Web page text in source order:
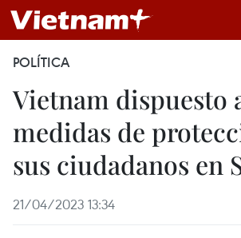
POLÍTICA
Vietnam dispuesto
medidas de
sus ciudadanos en
21/04/2023 13:34